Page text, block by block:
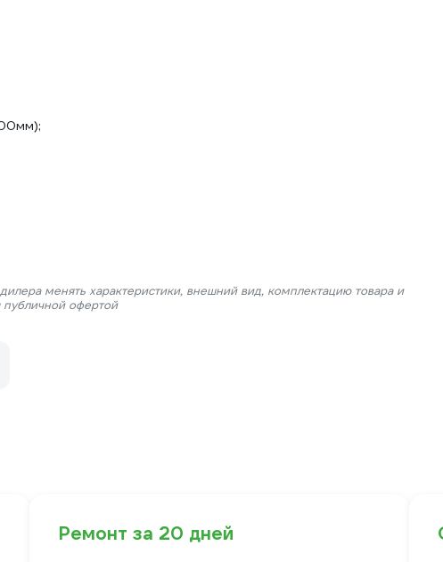
менять характеристики, внешний вид, комплектацию товара и
публичной офертой
Ремонт за 20 дней